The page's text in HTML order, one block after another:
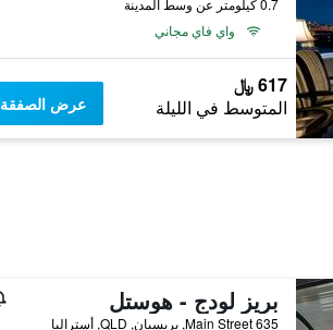
0.7 كيلومتر عن وسط المدينة
واي فاي مجاني
617 ﷼
المتوسط في الليلة عرض الصفقة
بريز لودج - هوستل
635 Main Street, بريسبان, QLD, أستراليا